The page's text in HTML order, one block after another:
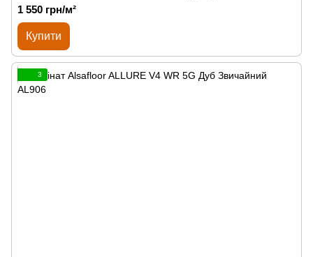
1 550 грн/м²
Купити
3